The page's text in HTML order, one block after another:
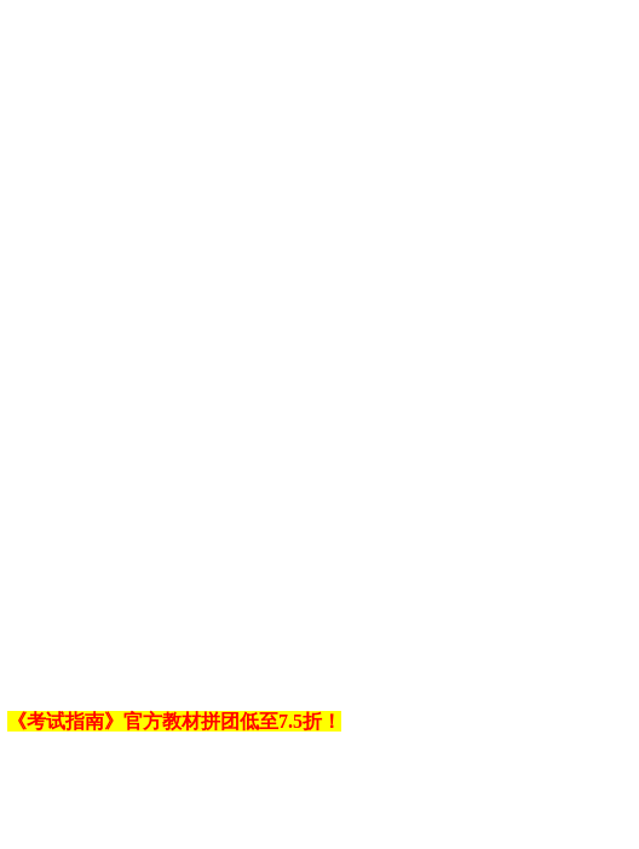
《考试指南》官方教材拼团低至7.5折！